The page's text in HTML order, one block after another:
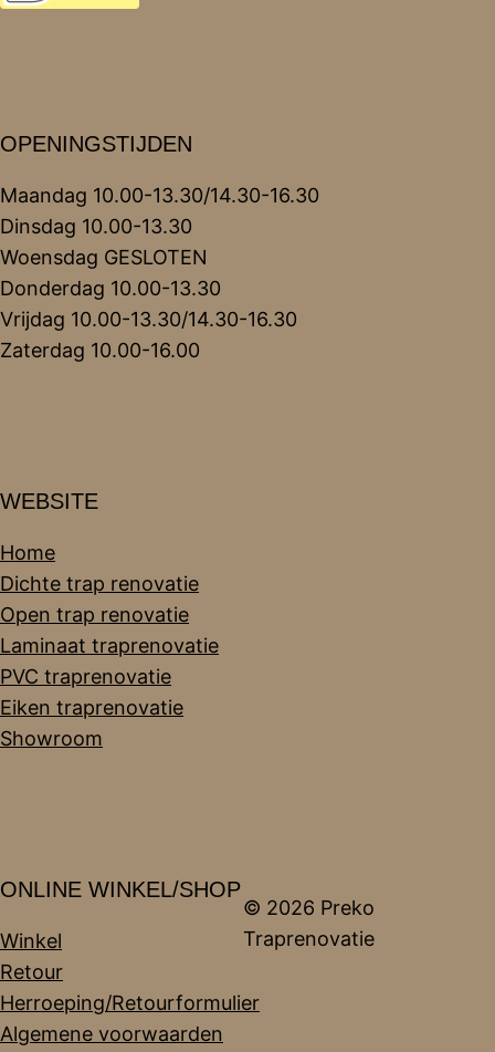
OPENINGSTIJDEN
Maandag 10.00-13.30/14.30-16.30
Dinsdag 10.00-13.30
Woensdag GESLOTEN
Donderdag 10.00-13.30
Vrijdag 10.00-13.30/14.30-16.30
Zaterdag 10.00-16.00
WEBSITE
Home
Dichte trap renovatie
Open trap renovatie
Laminaat traprenovatie
PVC traprenovatie
Eiken traprenovatie
Showroom
ONLINE WINKEL/SHOP
Winkel
Retour
Herroeping/Retourformulier
Algemene voorwaarden
© 2026 Preko
Traprenovatie